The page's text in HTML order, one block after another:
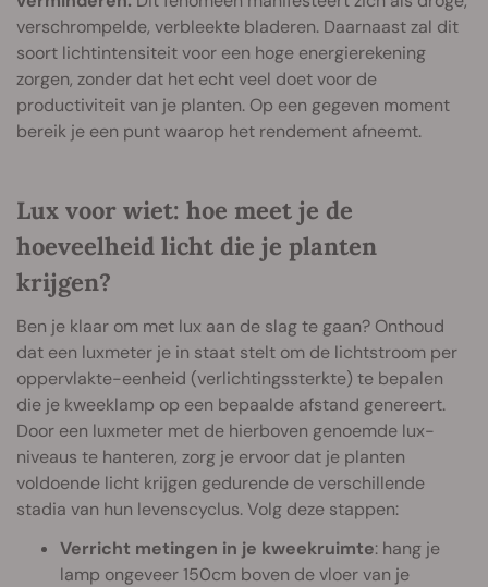
verschrompelde, verbleekte bladeren. Daarnaast zal dit
soort lichtintensiteit voor een hoge energierekening
zorgen, zonder dat het echt veel doet voor de
productiviteit van je planten. Op een gegeven moment
bereik je een punt waarop het rendement afneemt.
Lux voor wiet: hoe meet je de
hoeveelheid licht die je planten
krijgen?
Ben je klaar om met lux aan de slag te gaan? Onthoud
dat een luxmeter je in staat stelt om de lichtstroom per
oppervlakte-eenheid (verlichtingssterkte) te bepalen
die je kweeklamp op een bepaalde afstand genereert.
Door een luxmeter met de hierboven genoemde lux-
niveaus te hanteren, zorg je ervoor dat je planten
voldoende licht krijgen gedurende de verschillende
stadia van hun levenscyclus. Volg deze stappen:
Verricht metingen in je kweekruimte: hang je
lamp ongeveer 150cm boven de vloer van je